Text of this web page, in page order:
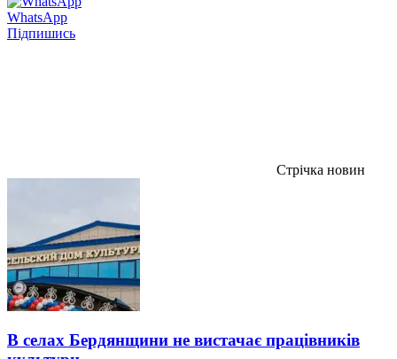
WhatsApp
Підпишись
Стрічка новин
В селах Бердянщини не вистачає працівників